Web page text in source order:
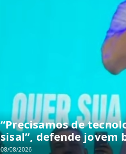
“Precisamos de
sisal”, defende jovem
08/08/2026